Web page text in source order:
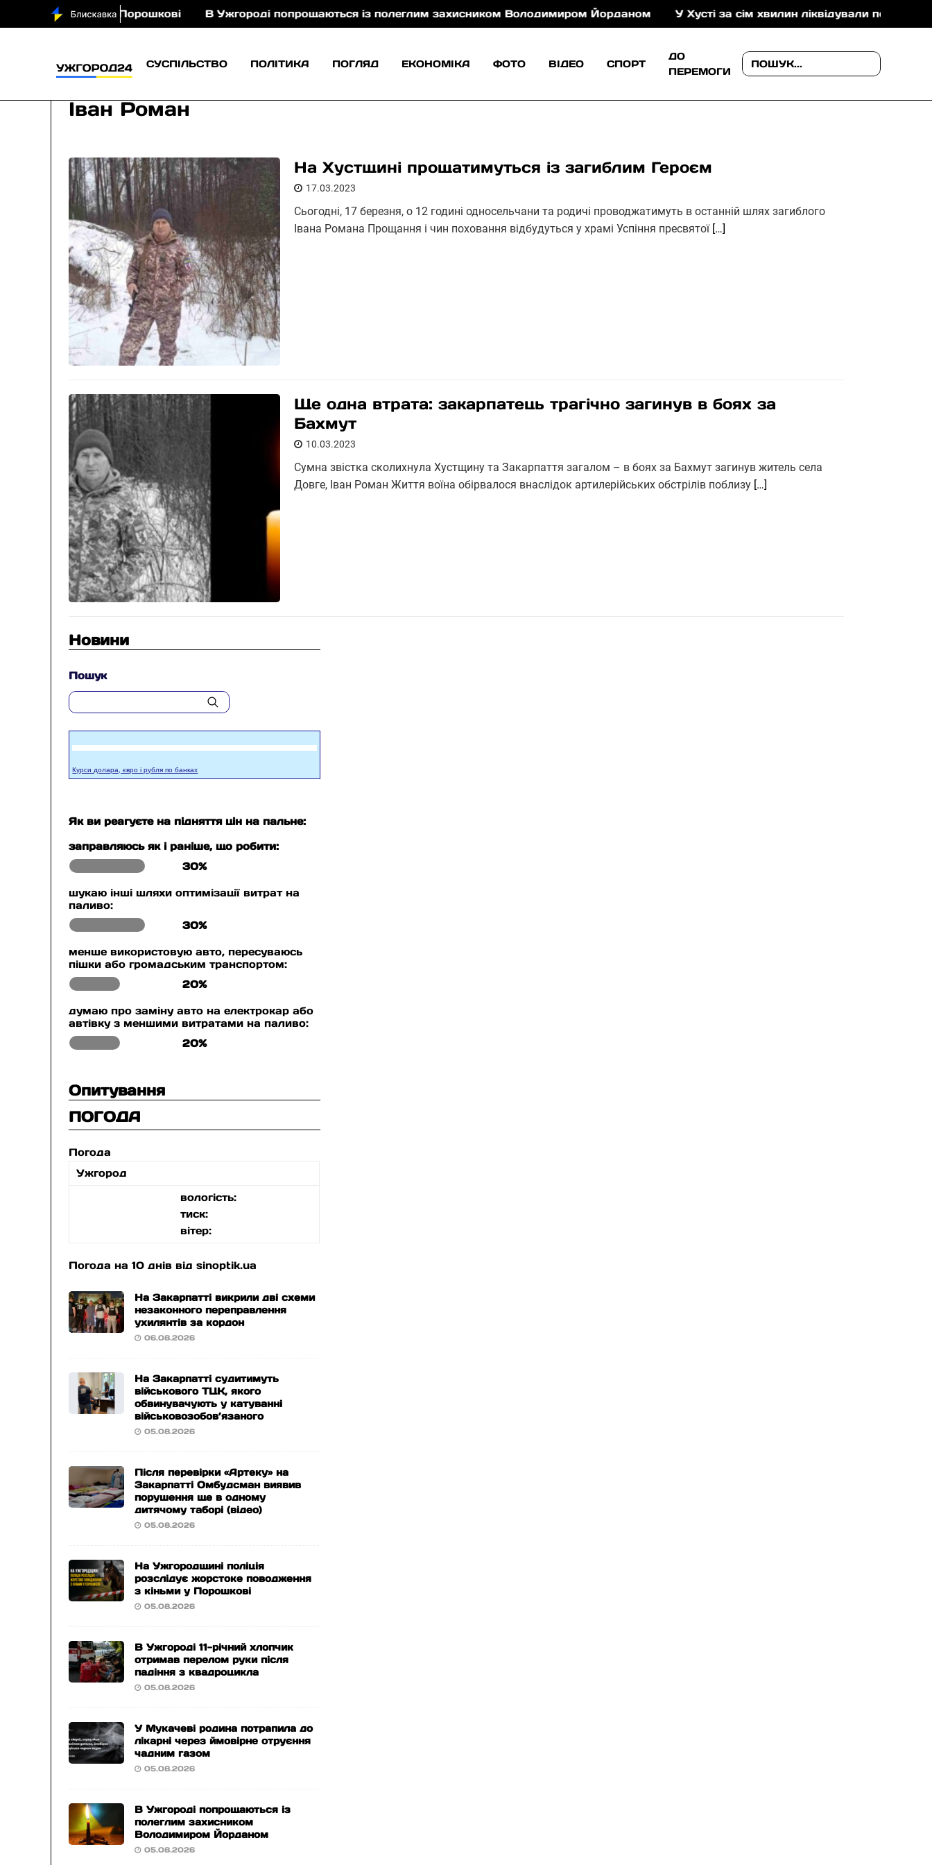
кіньми у Порошкові В Ужгороді попрощаються із полеглим захисником Володимиром Йорданом У Хусті за сім хвилин ліквідували пожежу в
СУСПІЛЬСТВО ПОЛІТИКА ПОГЛЯД ЕКОНОМІКА ФОТО ВІДЕО СПОРТ
ДО
ПЕРЕМОГИ
Іван Роман
На Хустщині прощатимуться із загиблим Героєм
17.03.2023
Сьогодні, 17 березня, о 12 годині односельчани та родичі проводжатимуть в останній шлях загиблого
Івана Романа Прощання і чин поховання відбудуться у храмі Успіння пресвятої […]
Ще одна втрата: закарпатець трагічно загинув в боях за
Бахмут
10.03.2023
Сумна звістка сколихнула Хустщину та Закарпаття загалом – в боях за Бахмут загинув житель села
Довге, Іван Роман Життя воїна обірвалося внаслідок артилерійських обстрілів поблизу […]
Новини
Пошук
Курси долара, євро і рубля по банках
Як ви реагуєте на підняття цін на пальне:
заправляюсь як і раніше, що робити:
30%
шукаю інші шляхи оптимізації витрат на
паливо:
30%
менше використовую авто, пересуваюсь
пішки або громадським транспортом:
20%
думаю про заміну авто на електрокар або
автівку з меншими витратами на паливо:
20%
Опитування
ПОГОДА
Погода
Ужгород
вологість:
тиск:
вітер:
Погода на 10 днів відsinoptik.ua
На Закарпатті викрили дві схеми
незаконного переправлення
ухилянтів за кордон
06.08.2026
На Закарпатті судитимуть
військового ТЦК, якого
обвинувачують у катуванні
військовозобов’язаного
05.08.2026
Після перевірки «Артеку» на
Закарпатті Омбудсман виявив
порушення ще в одному
дитячому таборі (відео)
05.08.2026
На Ужгородщині поліція
розслідує жорстоке поводження
з кіньми у Порошкові
05.08.2026
В Ужгороді 11-річний хлопчик
отримав перелом руки після
падіння з квадроцикла
05.08.2026
У Мукачеві родина потрапила до
лікарні через ймовірне отруєння
чадним газом
05.08.2026
В Ужгороді попрощаються із
полеглим захисником
Володимиром Йорданом
05.08.2026